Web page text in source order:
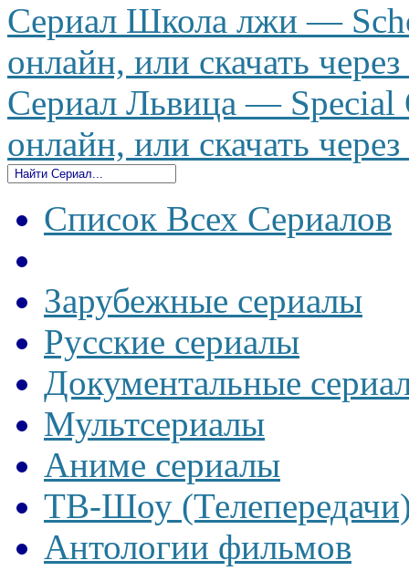
Сериал Школа лжи —
онлайн, или скачать
Сериал Львица — Special
онлайн, или скачать
Список Всех Сериалов
Зарубежные сериалы
Русские сериалы
Документальные
Мультсериалы
Аниме сериалы
ТВ-Шоу
Антологии фильмов